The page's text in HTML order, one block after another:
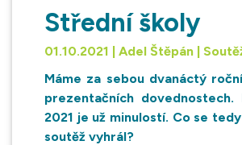
Střední školy
01.10.2021 | Adel Štěpán |
Máme za sebou dvanáctý
prezentačních dovednostech.
2021 je už minulostí. Co se
soutěž vyhrál?